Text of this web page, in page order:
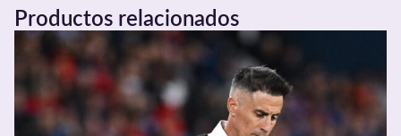
Productos relacionados